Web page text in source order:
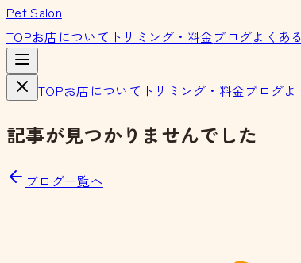
Pet Salon
TOPお店について トリミング・料金ブログよくあ
TOPお店について トリミング・料金ブログ
記事が見つかりませんでした
ブログ一覧へ